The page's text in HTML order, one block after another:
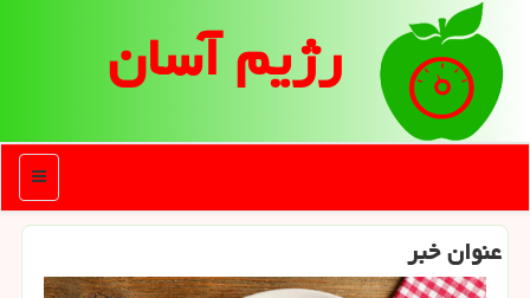
رژیم آسان
منو
عنوان خبر